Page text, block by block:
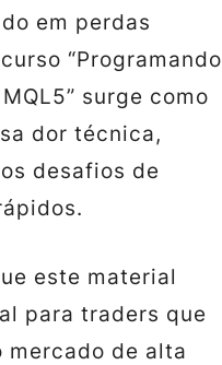
em perdas
“Programando
surge como
dor técnica,
desafios de
este material
para traders que
mercado de alta